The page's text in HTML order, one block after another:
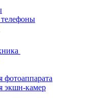
фотоаппарата
экшн-камер